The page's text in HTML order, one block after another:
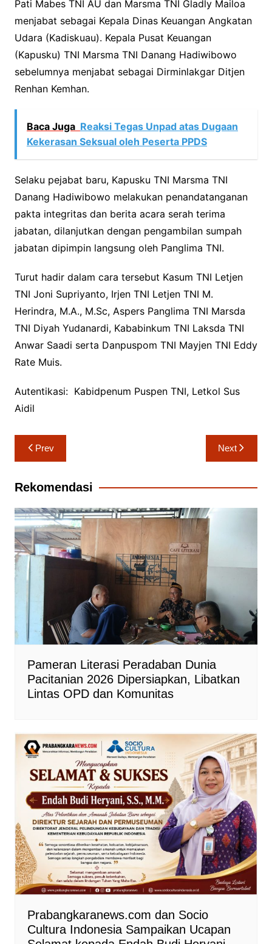
Pati Mabes TNI AU dan Marsma TNI Gladly Mailoa
menjabat sebagai Kepala Dinas Keuangan Angkatan
Udara (Kadiskuau). Kepala Pusat Keuangan
(Kapusku) TNI Marsma TNI Danang Hadiwibowo
sebelumnya menjabat sebagai Dirminlakgar Ditjen
Renhan Kemhan.
Baca Juga Reaksi Tegas Unpad atas Dugaan
Kekerasan Seksual oleh Peserta PPDS
Selaku pejabat baru, Kapusku TNI Marsma TNI
Danang Hadiwibowo melakukan penandatanganan
pakta integritas dan berita acara serah terima
jabatan, dilanjutkan dengan pengambilan sumpah
jabatan dipimpin langsung oleh Panglima TNI.
Turut hadir dalam cara tersebut Kasum TNI Letjen
TNI Joni Supriyanto, Irjen TNI Letjen TNI M.
Herindra, M.A., M.Sc, Aspers Panglima TNI Marsda
TNI Diyah Yudanardi, Kababinkum TNI Laksda TNI
Anwar Saadi serta Danpuspom TNI Mayjen TNI Eddy
Rate Muis.
Autentikasi: Kabidpenum Puspen TNI, Letkol Sus
Aidil
Navigasi
pos
Prev Next
Rekomendasi
Pameran Literasi Peradaban Dunia
Pacitanian 2026 Dipersiapkan, Libatkan
Lintas OPD dan Komunitas
Prabangkaranews.com dan Socio
Cultura Indonesia Sampaikan Ucapan